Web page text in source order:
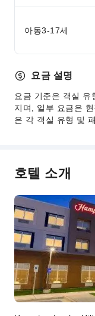
주차장
전기차 충전 주
반려동물 돌봄
인터넷 서비스
셀프 주차장
프런트 서비스
짐 보관 서비스
24시간 프런트
보안 및 안전
구급상자
공용 구역 CCTV
소화기
연기 감지기
장애인 편의
아동3-17세
요금 설명
요금 기준은 객실
지며, 일부 요금은
은 각 객실 유형 및
호텔 소개